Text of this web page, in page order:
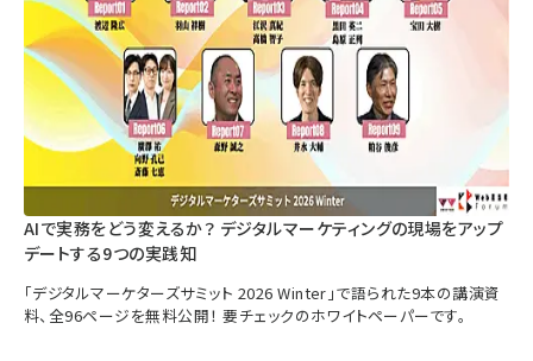
AIで実務をどう変えるか？ デジタルマーケティングの現場をアップ
デートする9つの実践知
「デジタルマーケターズサミット 2026 Winter」で語られた9本の講演資
料、全96ページを無料公開！ 要チェックのホワイトペーパーです。